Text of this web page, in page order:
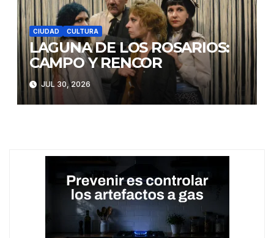
CIUDAD CULTURA
LAGUNA DE LOS ROSARIOS:
CAMPO Y RENCOR
JUL 30, 2026